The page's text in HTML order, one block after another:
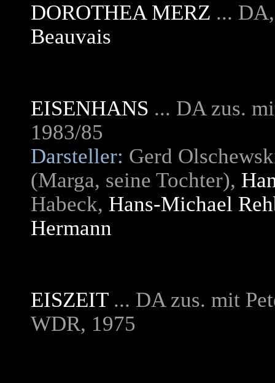
DOROTHEA MERZ ...
Beauvais
EISENHANS ... DA zus.
1983/85
Darsteller: Gerd
(Marga, seine Tochter),
Habeck, Hans-Michael
Hermann
EISZEIT... DA zus. mit
WDR, 1975